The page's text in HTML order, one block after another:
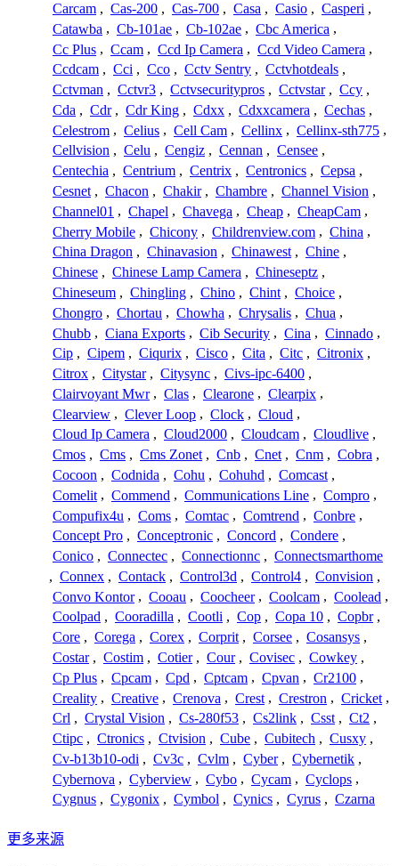
Carcam , Cas-200 , Cas-700 , Casa , Casio , Casperi ,
Catawba , Cb-101ae , Cb-102ae , Cbc America ,
Cc Plus , Ccam , Ccd Ip Camera , Ccd Video Camera ,
Ccdcam , Cci , Cco , Cctv Sentry , Cctvhotdeals ,
Cctvman , Cctvr3 , Cctvsecuritypros , Cctvstar , Ccy ,
Cda , Cdr , Cdr King , Cdxx , Cdxxcamera , Cechas ,
Celestrom , Celius , Cell Cam , Cellinx , Cellinx-sth775 ,
Cellvision , Celu , Cengiz , Cennan , Censee ,
Centechia , Centrium , Centrix , Centronics , Cepsa ,
Cesnet , Chacon , Chakir , Chambre , Channel Vision ,
Channel01 , Chapel , Chavega , Cheap , CheapCam ,
Cherry Mobile , Chicony , Childrenview.com , China ,
China Dragon , Chinavasion , Chinawest , Chine ,
Chinese , Chinese Lamp Camera , Chineseptz ,
Chineseum , Chingling , Chino , Chint , Choice ,
Chongro , Chortau , Chowha , Chrysalis , Chua ,
Chubb , Ciana Exports , Cib Security , Cina , Cinnado ,
Cip , Cipem , Ciqurix , Cisco , Cita , Citc , Citronix ,
Citrox , Citystar , Citysync , Civs-ipc-6400 ,
Clairvoyant Mwr , Clas , Clearone , Clearpix ,
Clearview , Clever Loop , Clock , Cloud ,
Cloud Ip Camera , Cloud2000 , Cloudcam , Cloudlive ,
Cmos , Cms , Cms Zonet , Cnb , Cnet , Cnm , Cobra ,
Cocoon , Codnida , Cohu , Cohuhd , Comcast ,
Comelit , Commend , Communications Line , Compro ,
Compufix4u , Coms , Comtac , Comtrend , Conbre ,
Concept Pro , Conceptronic , Concord , Condere ,
Conico , Connectec , Connectionnc , Connectsmarthome
, Connex , Contack , Control3d , Control4 , Convision ,
Convo Kontor , Cooau , Coocheer , Coolcam , Coolead ,
Coolpad , Cooradilla , Cootli , Cop , Copa 10 , Copbr ,
Core , Corega , Corex , Corprit , Corsee , Cosansys ,
Costar , Costim , Cotier , Cour , Covisec , Cowkey ,
Cp Plus , Cpcam , Cpd , Cptcam , Cpvan , Cr2100 ,
Creality , Creative , Crenova , Crest , Crestron , Cricket ,
Crl , Crystal Vision , Cs-280f53 , Cs2link , Csst , Ct2 ,
Ctipc , Ctronics , Ctvision , Cube , Cubitech , Cusxy ,
Cv-b13b10-odi , Cv3c , Cvlm , Cyber , Cybernetik ,
Cybernova , Cyberview , Cybo , Cycam , Cyclops ,
Cygnus , Cygonix , Cymbol , Cynics , Cyrus , Czarna
更多来源